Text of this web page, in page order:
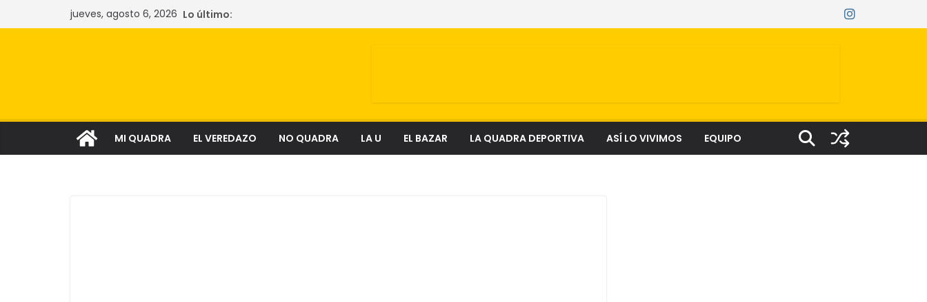
al
jueves, agosto 6, 2026 Lo último:
MI QUADRA EL VEREDAZO NO QUADRA LA U EL BAZAR LA QUADRA DEPORTIVA ASÍ LO VIVIMOS EQUIPO